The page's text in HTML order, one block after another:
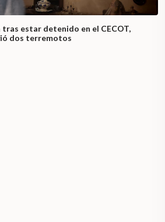
tras estar detenido en el CECOT,
dos terremotos